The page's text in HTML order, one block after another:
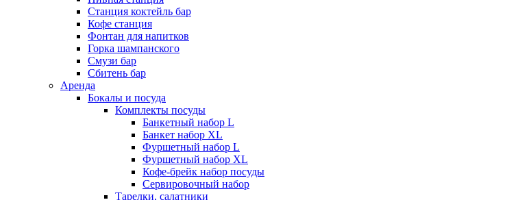
Станция коктейль бар
Кофе станция
Фонтан для напитков
Горка шампанского
Смузи бар
Сбитень бар
Аренда
Бокалы и посуда
Комплекты посуды
Банкетный набор L
Банкет набор XL
Фуршетный набор L
Фуршетный набор ХL
Кофе-брейк набор посуды
Сервировочный набор
Тарелки, салатники